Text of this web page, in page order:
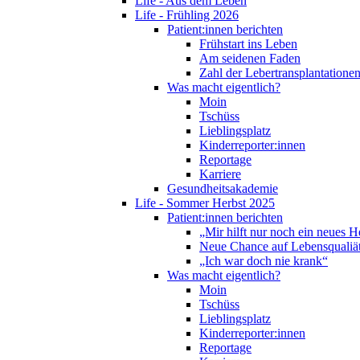
Life - Frühling 2026
Patient:innen berichten
Frühstart ins Leben
Am seidenen Faden
Zahl der
Was macht eigentlich?
Moin
Tschüss
Lieblingsplatz
Kinderreporter:innen
Reportage
Karriere
Gesundheitsakademie
Life - Sommer Herbst 2025
Patient:innen berichten
„Mir hilft nur noch ein neues
Neue Chance auf
„Ich war doch nie krank“
Was macht eigentlich?
Moin
Tschüss
Lieblingsplatz
Kinderreporter:innen
Reportage